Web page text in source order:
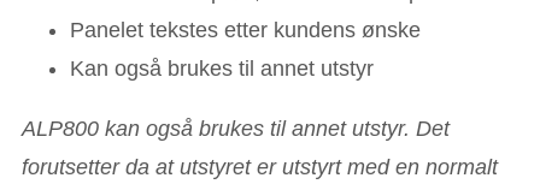
Panelet tekstes etter kundens ønske
Kan også brukes til annet utstyr
ALP800 kan også brukes til annet utstyr. Det
forutsetter da at utstyret er utstyrt med en normalt